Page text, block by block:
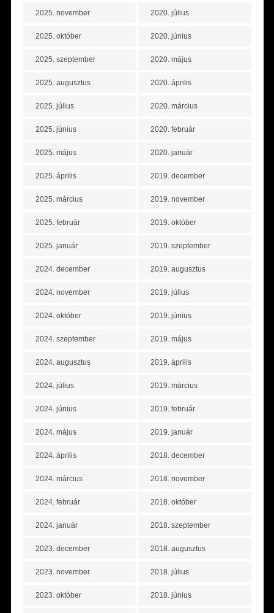
2025. november
2025. október
2025. szeptember
2025. augusztus
2025. július
2025. június
2025. május
2025. április
2025. március
2025. február
2025. január
2024. december
2024. november
2024. október
2024. szeptember
2024. augusztus
2024. július
2024. június
2024. május
2024. április
2024. március
2024. február
2024. január
2023. december
2023. november
2023. október
2020. július
2020. június
2020. május
2020. április
2020. március
2020. február
2020. január
2019. december
2019. november
2019. október
2019. szeptember
2019. augusztus
2019. július
2019. június
2019. május
2019. április
2019. március
2019. február
2019. január
2018. december
2018. november
2018. október
2018. szeptember
2018. augusztus
2018. július
2018. június